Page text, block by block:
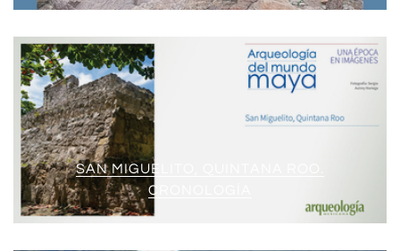
SAN MIGUELITO, QUINTANA ROO.
CRONOLOGÍA